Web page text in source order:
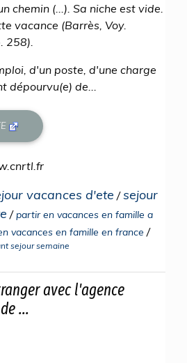
chemin (...). Sa niche est vide.
vacance (Barrès, Voy.
258).
d'un poste, d'une charge
dépourvu(e) de...
vacances d'ete /sejour
/partir en vacances en famille a
vacances en famille en france /
sejour semaine
avec l'agence
...